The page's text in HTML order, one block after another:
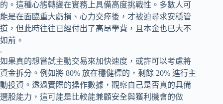
的。這種心態轉變在實務上具備高度挑戰性。多數人可
能是在面臨重大虧損、心力交瘁後，才被迫尋求安穩管
道，但此時往往已經付出了高昂學費，且本金也已大不
如前。
.
如果真的想嘗試主動交易來加快速度，或許可以考慮將
資金拆分。例如將 80% 放在穩健標的，剩餘 20% 進行主
動投資。透過實際的操作數據，觀察自己是否真的具備
選股能力，這可能是比較能兼顧安全與獲利機會的做